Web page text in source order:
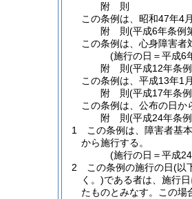
附 則
この条例は、昭和47年4
附 則(平成6年条例
この条例は、心身障害
(施行の日＝平成6
附 則(平成12年条
この条例は、平成13年1
附 則(平成17年条
この条例は、公布の日か
附 則(平成24年条
1
この条例は、障害者基
から施行する。
(施行の日＝平成
2
この条例の施行の日(以
く。)である者は、施行
たものとみなす。
この場